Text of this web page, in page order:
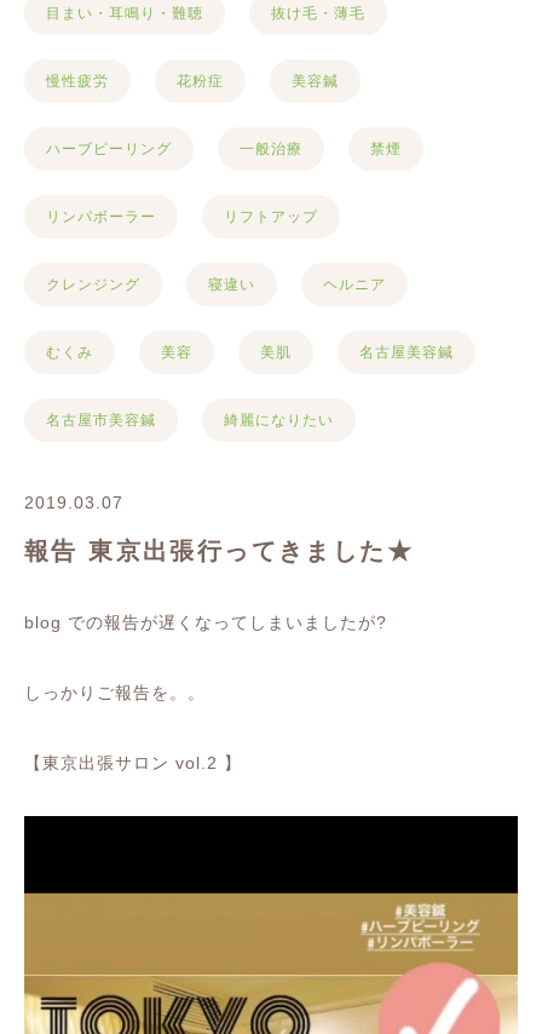
目まい・耳鳴り・難聴 抜け毛・薄毛
慢性疲労 花粉症 美容鍼
ハーブピーリング 一般治療 禁煙
リンパボーラー リフトアップ
クレンジング 寝違い ヘルニア
むくみ 美容 美肌 名古屋美容鍼
名古屋市美容鍼 綺麗になりたい
2019.03.07
報告 東京出張行ってきました★
blog での報告が遅くなってしまいましたが?
しっかりご報告を。。
【東京出張サロン vol.2 】